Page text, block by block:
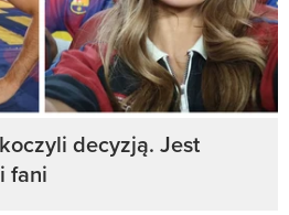
decyzją. Jest
fani